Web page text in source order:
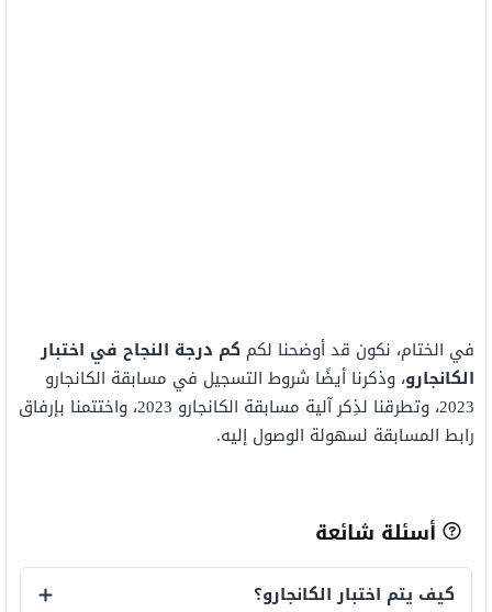
في الختام، نكون قد أوضحنا لكم كم درجة النجاح في اختبار
الكانجارو، وذكرنا أيضًا شروط التسجيل في مسابقة الكانجارو
2023، وتطرقنا لذِكر
آلية مسابقة الكانجارو 2023، واختتمنا بإرفاق
رابط المسابقة لسهولة الوصول إليه.
أسئلة شائعة
كيف يتم اختبار الكانجارو؟